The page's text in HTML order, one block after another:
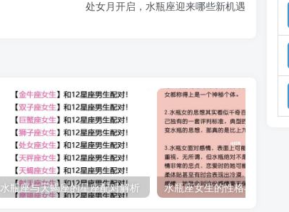
处女月开启，水瓶座迎来哪些新机遇
水瓶座与天蝎座的星座配对解析